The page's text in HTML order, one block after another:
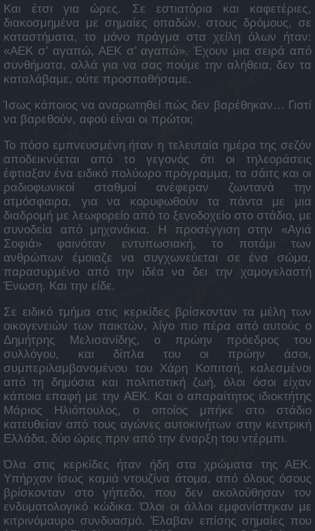
Και έτσι για ώρες. Σε εστιατόρια και καφετέριες,
διακοσμημένα με σημαίες οπαδών, στους δρόμους, σε
καταστήματα, το μόνο πράγμα στα χείλη όλων ήταν:
«ΑΕΚ σ’ αγαπώ, ΑΕΚ σ’ αγαπώ». Έχουν μια σειρά από
συνθήματα, αλλά για να σας πούμε την αλήθεια, δεν τα
καταλάβαμε, ούτε προσπαθήσαμε.
Ίσως κάποιος να αναρωτηθεί πώς δεν βαρέθηκαν… Γιατί
να βαρεθούν, αφού είναι οι πρώτοι;
Το πόσο εμπνευσμένη ήταν η τελευταία ημέρα της σεζόν
αποδεικνύεται από το γεγονός ότι οι τηλεοράσεις
έφτιαξαν ένα ειδικό πολύωρο πρόγραμμα, τα σάιτς και οι
ραδιοφωνικοί σταθμοί ανέφεραν ζωντανά την
ατμόσφαιρα, για να κορυφωθούν τα πάντα με μια
διαδρομή με λεωφορείο από το ξενοδοχείο στο στάδιο, με
συνοδεία από μηχανάκια. Η προσέγγιση στην «Αγιά
Σοφιά» φαινόταν εντυπωσιακή, το ποτάμι των
ανθρώπων έμοιαζε να συγχωνεύεται σε ένα σώμα,
παρασυρμένο από την ιδέα να δει την χαμογελαστή
Ένωση. Και την είδε.
Σε ειδικό τμήμα στις κερκίδες βρίσκονταν τα μέλη των
οικογενειών των παικτών, λίγο πιο πέρα από αυτούς ο
Δημήτρης Μελισανίδης, ο πρώην πρόεδρος του
συλλόγου, και δίπλα του οι πρώην άσοι,
συμπεριλαμβανομένου του Χάρη Κοπιτσή, καλεσμένοι
από τη δημόσια και πολιτιστική ζωή, όλοι όσοι είχαν
κάποια επαφή με την ΑΕΚ. Και ο απαραίτητος ιδιοκτήτης
Μάριος Ηλιόπουλος, ο οποίος μπήκε στο στάδιο
κατευθείαν από τους αγώνες αυτοκινήτων στην κεντρική
Ελλάδα, δύο ώρες πριν από την έναρξη του ντέρμπι.
Όλα στις κερκίδες ήταν ήδη στα χρώματα της ΑΕΚ.
Υπήρχαν ίσως καμιά ντουζίνα άτομα, από όλους όσους
βρίσκονταν στο γήπεδο, που δεν ακολούθησαν τον
ενδυματολογικό κώδικα. Όλοι οι άλλοι εμφανίστηκαν με
κιτρινόμαυρο συνδυασμό. Έλαβαν επίσης σημαίες που